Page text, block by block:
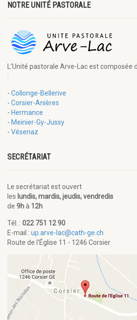
NOTRE UNITÉ PASTORALE
L'Unité pastorale Arve-Lac est composée
:
- Collonge-Bellerive
- Corsier-Anières
- Hermance
- Meinier-Gy-Jussy
- Vésenaz
SECRÉTARIAT
Le secrétariat est ouvert
les lundis, mardis, jeudis, vendredis
de 9hà 12h
Tél. : 022 751 12 90
E-mail : up.arve-lac@cath-ge.ch
Route de l'Église 11 - 1246 Corsier